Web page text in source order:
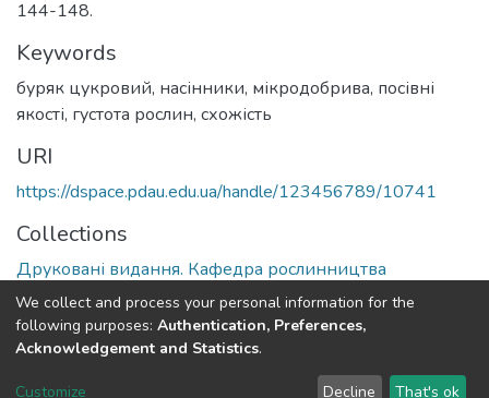
144-148.
Keywords
буряк цукровий, насінники, мікродобрива, посівні
якості, густота рослин, схожість
URI
https://dspace.pdau.edu.ua/handle/123456789/10741
Collections
Друковані видання. Кафедра рослинництва
Full item page
DSpace software copyright © 2002-2026 LYRASIS
We collect and process your personal information for the
following purposes: Authentication, Preferences,
Acknowledgement and Statistics.
Customize Decline That's ok